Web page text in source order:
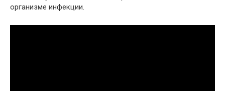
организме инфекции.